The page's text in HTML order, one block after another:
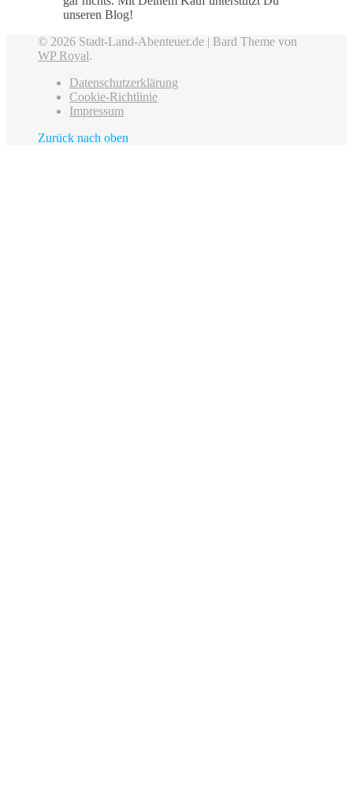
unseren Blog!
© 2026 Stadt-Land-Abenteuer.de | Bard Theme von
WP Royal.
Datenschutzerklärung
Cookie-Richtlinie
Impressum
Zurück nach oben